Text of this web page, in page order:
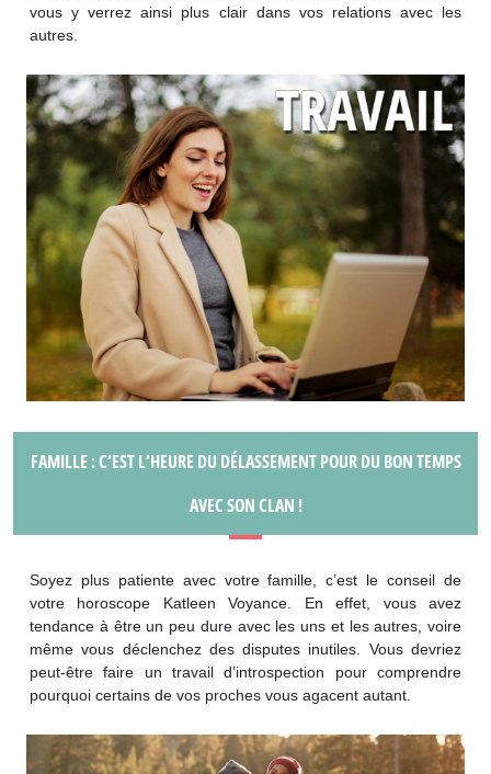
vous y verrez ainsi plus clair dans vos relations avec les
autres.
FAMILLE : C’EST L’HEURE DU DÉLASSEMENT POUR DU BON TEMPS
AVEC SON CLAN !
Soyez plus patiente avec votre famille, c’est le conseil de
votre horoscope Katleen Voyance. En effet, vous avez
tendance à être un peu dure avec les uns et les autres, voire
même vous déclenchez des disputes inutiles. Vous devriez
peut-être faire un travail d’introspection pour comprendre
pourquoi certains de vos proches vous agacent autant.